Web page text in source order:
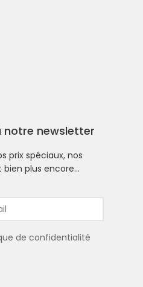
notre newsletter
prix spéciaux, nos
plus encore…
de confidentialité